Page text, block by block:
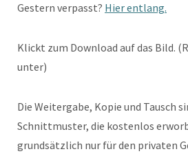
Gestern verpasst? Hier entlang.
Klickt zum Download auf das Bild.
unter)
Die Weitergabe, Kopie und Tausch
Schnittmuster, die kostenlos
grundsätzlich nur für den privaten